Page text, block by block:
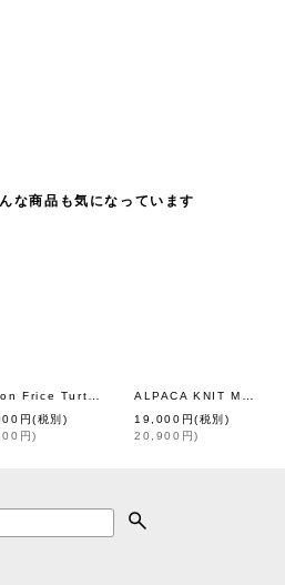
な商品も気になっています
eb.a.gos]
円(税別)
円)
19,000 円(税別)
20,900 円)